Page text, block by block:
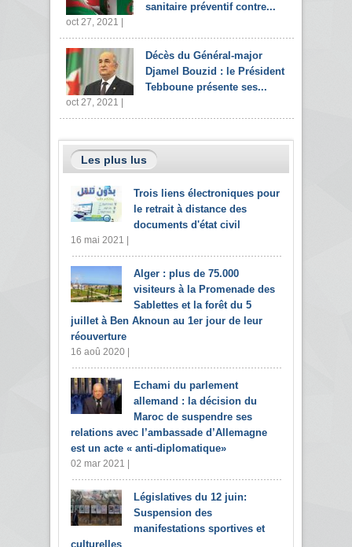
sanitaire préventif contre...
oct 27, 2021 |
Décès du Général-major
Djamel Bouzid : le Président
Tebboune présente ses...
oct 27, 2021 |
Les plus lus
Trois liens électroniques pour
le retrait à distance des
documents d'état civil
16 mai 2021 |
Alger : plus de 75.000
visiteurs à la Promenade des
Sablettes et la forêt du 5
juillet à Ben Aknoun au 1er jour de leur
réouverture
16 aoû 2020 |
Echami du parlement
allemand : la décision du
Maroc de suspendre ses
relations avec l’ambassade d’Allemagne
est un acte « anti-diplomatique»
02 mar 2021 |
Législatives du 12 juin:
Suspension des
manifestations sportives et
culturelles